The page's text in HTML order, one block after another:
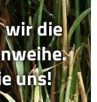
wir die
uns!